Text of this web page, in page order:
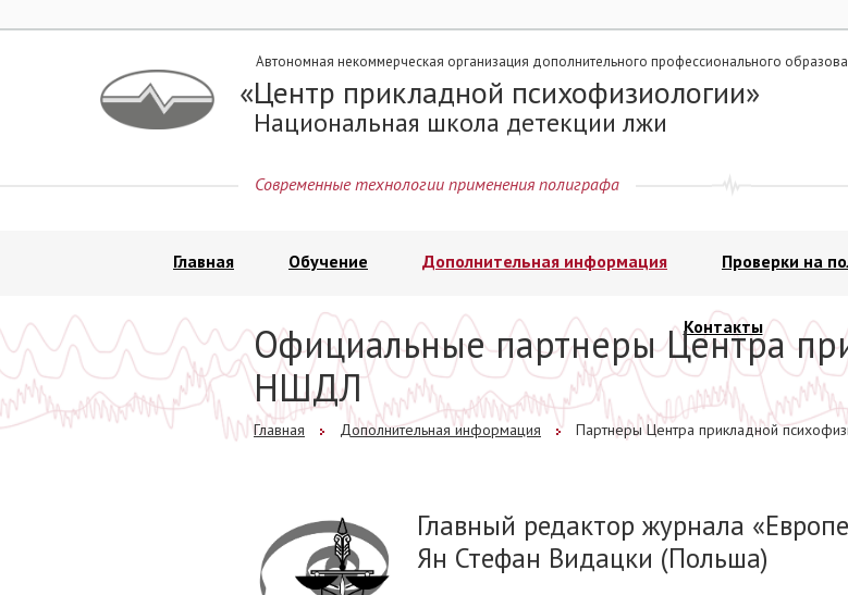
Автономная некоммерческая организация дополнительного профессионального
Центр прикладной психофизиологии
Национальная школа детекции лжи
Современные технологии применения полиграфа
Главная Обучение Дополнительная информация Проверки на
Контакты
Официальные партнеры Центра
НШДЛ
Главная Дополнительная информация Партнеры Центра прикладной
Главный редактор журнала
Ян Стефан Видацки (Польша)